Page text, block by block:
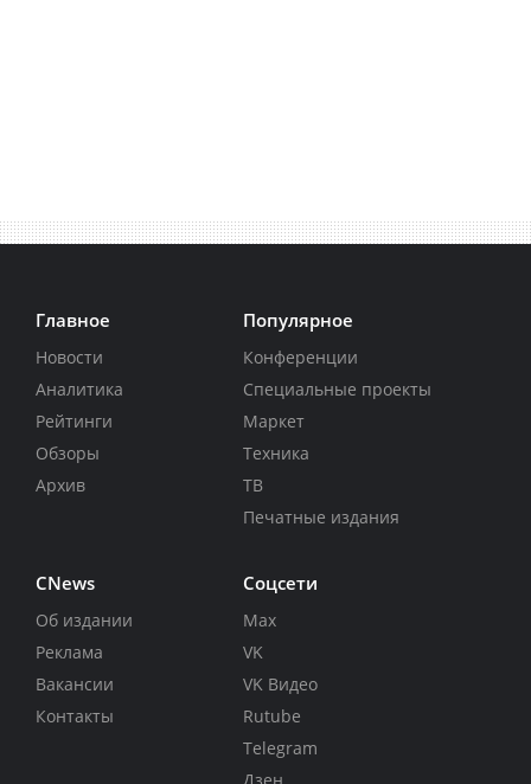
Главное
Новости
Аналитика
Рейтинги
Обзоры
Архив
Популярное
Конференции
Специальные проекты
Маркет
Техника
ТВ
Печатные издания
CNews
Об издании
Реклама
Вакансии
Контакты
Соцсети
Max
VK
VK Видео
Rutube
Telegram